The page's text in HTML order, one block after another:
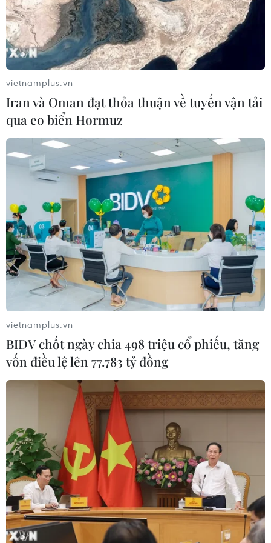
Phát động giải báo chí toàn quốc "Vì
sự nghiệp Giáo dục Việt Nam" năm
2026
04/08/2026 12:36
Vụ gian lận điểm thi tại Tuyên
Quang: Sáng mai (5/8), công bố
phương án xử lý
04/08/2026 11:11
Nghệ An: Gấp rút hoàn thiện trường
lớp, cải thiện điều kiện dạy học
04/08/2026 04:35
Hôm nay, các cơ sở giáo dục đại học
bắt đầu xét tuyển nguyện vọng
04/08/2026 03:58
Tỉnh Tuyên Quang còn 578 cơ sở giáo
dục sau sắp xếp trường lớp
03/08/2026 11:03
Trang bị kỹ năng, vốn tiếng Việt cho
trẻ em dân tộc thiểu số trước khi vào
lớp 1
03/08/2026 03:41
vietnamplus.vn
Iran và Oman đạt thỏa thuận về tuyến vận tải
qua eo biển Hormuz
vietnamplus.vn
BIDV chốt ngày chia 498 triệu cổ phiếu, tăng
vốn điều lệ lên 77.783 tỷ đồng